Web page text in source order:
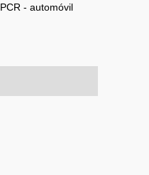
PCR - automóvil